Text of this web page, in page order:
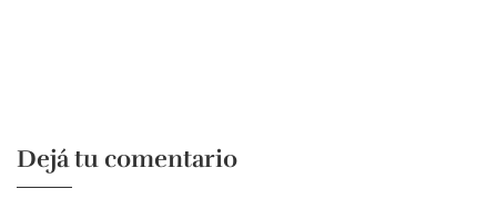
Dejá tu comentario